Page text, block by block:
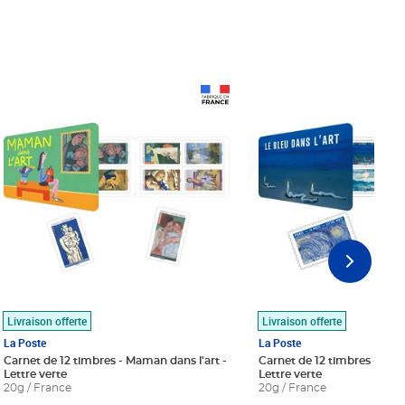
Livraison offerte
La Poste
Carnet de 12 timbres - Maman dans l'art -
Lettre verte
20g / France
Livraison offerte
La Poste
Carnet de 12 timbres - Le
Lettre verte
20g / France